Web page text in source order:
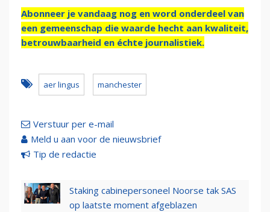
Abonneer je vandaag nog en word onderdeel van
een gemeenschap die waarde hecht aan kwaliteit,
betrouwbaarheid en échte journalistiek.
aer lingus manchester
Verstuur per e-mail
Meld u aan voor de nieuwsbrief
Tip de redactie
Staking cabinepersoneel Noorse tak SAS
op laatste moment afgeblazen